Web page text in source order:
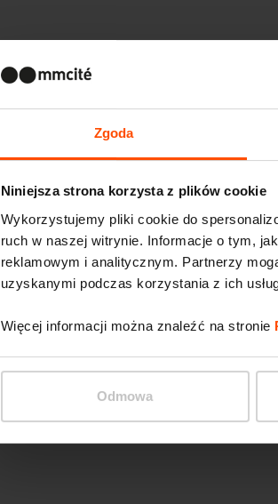
Zgoda
Niniejsza strona korzysta z plików cookie
Wykorzystujemy pliki cookie do
ruch w naszej witrynie. Informacje o tym,
reklamowym i analitycznym. Partnerzy
uzyskanymi podczas korzystania z ich
Więcej informacji można znaleźć na stronie
Odmowa